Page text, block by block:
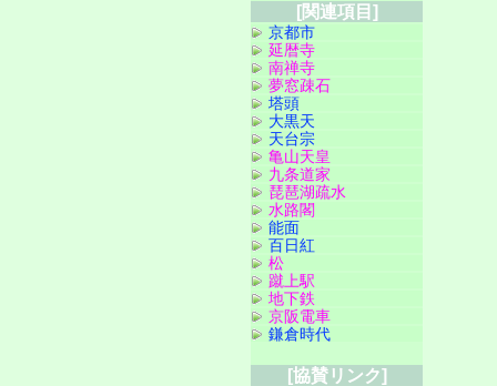
[関連項目]
京都市
延暦寺
南禅寺
夢窓疎石
塔頭
大黒天
天台宗
亀山天皇
九条道家
琵琶湖疏水
水路閣
能面
百日紅
松
蹴上駅
地下鉄
京阪電車
鎌倉時代
[協賛リンク]